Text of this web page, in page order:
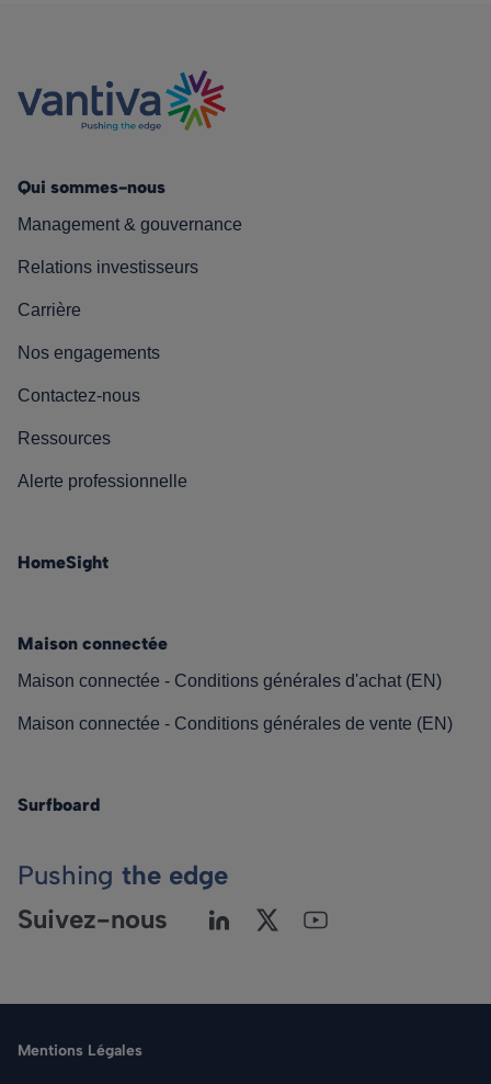
Qui sommes-nous
Management & gouvernance
Relations investisseurs
Carrière
Nos engagements
Contactez-nous
Ressources
Alerte professionnelle
HomeSight
Maison connectée
Maison connectée - Conditions générales d'achat (EN)
Maison connectée - Conditions générales de vente (EN)
Surfboard
Pushing the edge
Suivez-nous
Mentions Légales